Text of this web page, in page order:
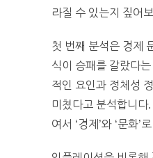
라질 수 있는지 짚어
첫 번째 분석은 경제
식이 승패를 갈랐다
적인 요인과 정체성
미쳤다고 분석합니다
여서 ‘경제’와 ‘문화’